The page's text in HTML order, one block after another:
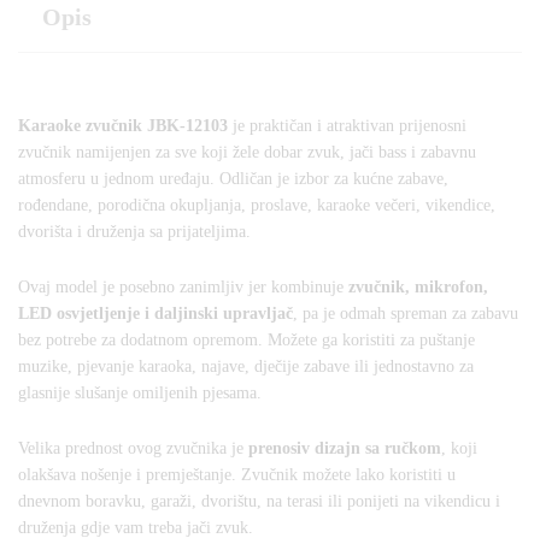
Opis
Karaoke zvučnik JBK-12103 je praktičan i atraktivan prijenosni
zvučnik namijenjen za sve koji žele dobar zvuk, jači bass i zabavnu
atmosferu u jednom uređaju. Odličan je izbor za kućne zabave,
rođendane, porodična okupljanja, proslave, karaoke večeri, vikendice,
dvorišta i druženja sa prijateljima.
Ovaj model je posebno zanimljiv jer kombinuje zvučnik, mikrofon,
LED osvjetljenje i daljinski upravljač, pa je odmah spreman za zabavu
bez potrebe za dodatnom opremom. Možete ga koristiti za puštanje
muzike, pjevanje karaoka, najave, dječije zabave ili jednostavno za
glasnije slušanje omiljenih pjesama.
Velika prednost ovog zvučnika je prenosiv dizajn sa ručkom , koji
olakšava nošenje i premještanje. Zvučnik možete lako koristiti u
dnevnom boravku, garaži, dvorištu, na terasi ili ponijeti na vikendicu i
druženja gdje vam treba jači zvuk.